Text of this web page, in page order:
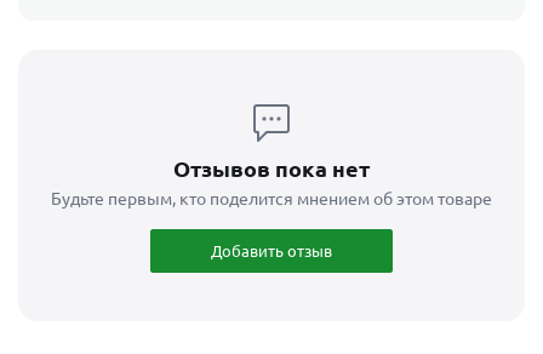
Отзывов пока нет
Будьте первым, кто поделится мнением об этом товаре
Добавить отзыв